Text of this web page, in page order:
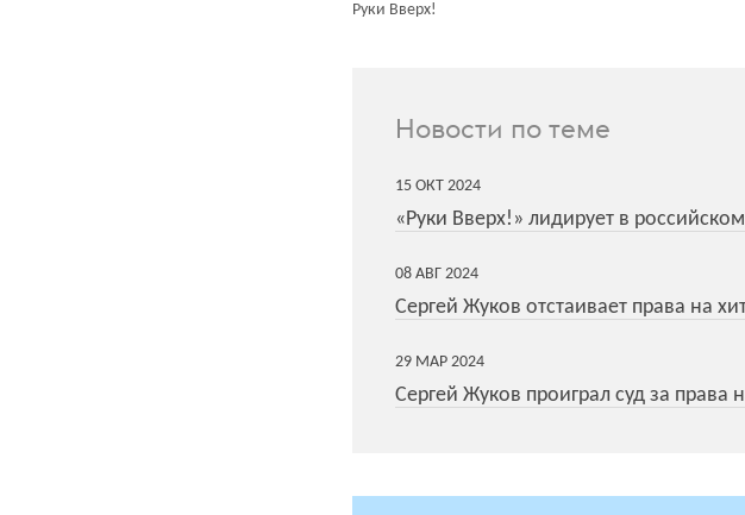
Руки Вверх!
Новости по теме
15 ОКТ 2024
«Руки Вверх!» лидирует в
08 АВГ 2024
Сергей Жуков отстаивает права на
29 МАР 2024
Сергей Жуков проиграл суд за права